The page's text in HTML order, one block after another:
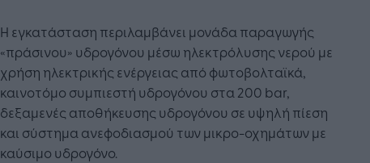
Η εγκατάσταση περιλαμβάνει μονάδα παραγωγής
«πράσινου» υδρογόνου μέσω ηλεκτρόλυσης νερού με
χρήση ηλεκτρικής ενέργειας από φωτοβολταϊκά,
καινοτόμο συμπιεστή υδρογόνου στα 200 bar,
δεξαμενές αποθήκευσης υδρογόνου σε υψηλή πίεση
και σύστημα ανεφοδιασμού των μικρο-οχημάτων με
καύσιμο υδρογόνο.